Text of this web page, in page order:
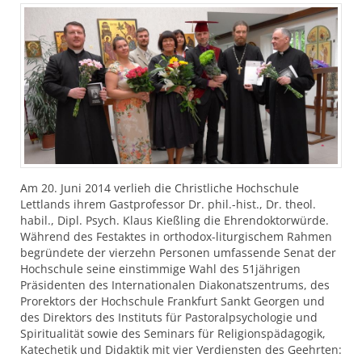
Am 20. Juni 2014 verlieh die Christliche Hochschule
Lettlands ihrem Gastprofessor Dr. phil.-hist., Dr. theol.
habil., Dipl. Psych. Klaus Kießling die Ehrendoktorwürde.
Während des Festaktes in orthodox-liturgischem Rahmen
begründete der vierzehn Personen umfassende Senat der
Hochschule seine einstimmige Wahl des 51jährigen
Präsidenten des Internationalen Diakonatszentrums, des
Prorektors der Hochschule Frankfurt Sankt Georgen und
des Direktors des Instituts für Pastoralpsychologie und
Spiritualität sowie des Seminars für Religionspädagogik,
Katechetik und Didaktik mit vier Verdiensten des Geehrten: